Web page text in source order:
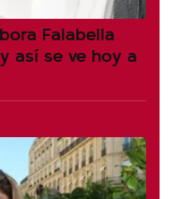
Falabella
así se ve hoy a